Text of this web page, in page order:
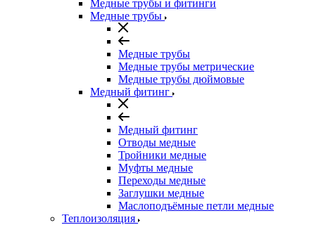
Медные трубы и фитинги
Медные трубы
Медные трубы
Медные трубы метрические
Медные трубы дюймовые
Медный фитинг
Медный фитинг
Отводы медные
Тройники медные
Муфты медные
Переходы медные
Заглушки медные
Маслоподъёмные петли медные
Теплоизоляция